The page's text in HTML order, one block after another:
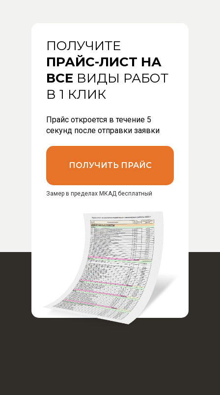
ПОЛУЧИТЕ
ПРАЙС-ЛИСТ НА
ВСЕ ВИДЫ РАБОТ
В 1 КЛИК
Прайс откроется в течение 5
секунд после отправки заявки
Замер в пределах МКАД бесплатный
ПОЛУЧИТЬ ПРАЙС